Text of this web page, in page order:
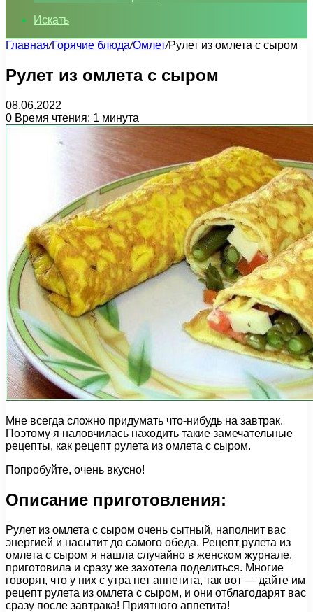
Искать
Главная/Горячие блюда/Омлет/Рулет из омлета с сыром
Рулет из омлета с сыром
08.06.2022
0 Время чтения: 1 минута
Мне всегда сложно придумать что-нибудь на завтрак.
Поэтому я наловчилась находить такие замечательные
рецепты, как рецепт рулета из омлета с сыром.
Попробуйте, очень вкусно!
Описание приготовления:
Рулет из омлета с сыром очень сытный, наполнит вас
энергией и насытит до самого обеда. Рецепт рулета из
омлета с сыром я нашла случайно в женском журнале,
приготовила и сразу же захотела поделиться. Многие
говорят, что у них с утра нет аппетита, так вот — дайте им
рецепт рулета из омлета с сыром, и они отблагодарят вас
сразу после завтрака! Приятного аппетита!